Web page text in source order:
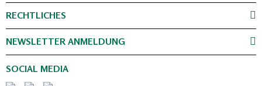
RECHTLICHES
NEWSLETTER ANMELDUNG
SOCIAL MEDIA